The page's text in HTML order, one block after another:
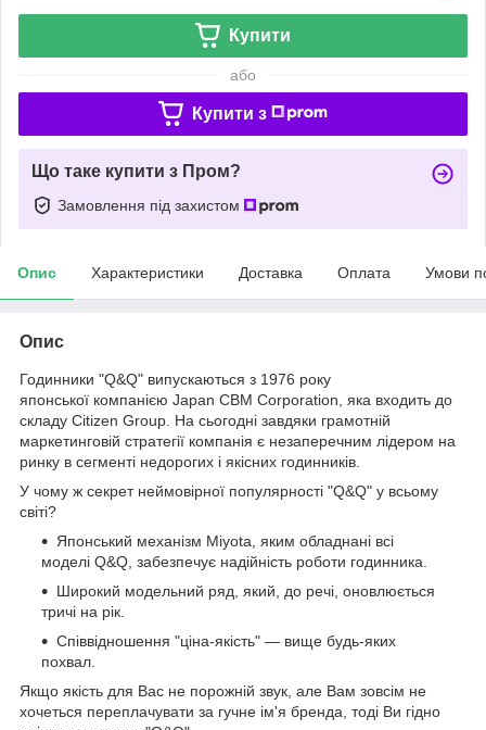
Купити
або
Купити з
Що таке купити з Пром?
Замовлення під захистом
Опис Характеристики Доставка Оплата Умови
Опис
Годинники "Q&Q" випускаються з 1976 року
японської компанією Japan CBM Corporation, яка входить до
складу Citizen Group. На сьогодні завдяки грамотній
маркетинговій стратегії компанія є незаперечним лідером на
ринку в сегменті недорогих і якісних годинників.
У чому ж секрет неймовірної популярності "Q&Q" у всьому
світі?
Японський механізм Miyota, яким обладнані всі
моделі Q&Q, забезпечує надійність роботи годинника.
Широкий модельний ряд, який, до речі, оновлюється
тричі на рік.
Співвідношення "ціна-якість" — вище будь-яких
похвал.
Якщо якість для Вас не порожній звук, але Вам зовсім не
хочеться переплачувати за гучне ім'я бренда, тоді Ви гідно